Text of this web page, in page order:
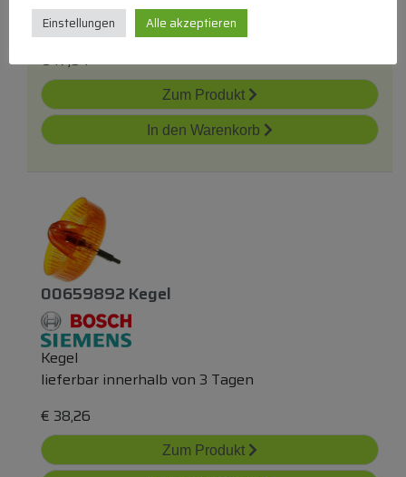
lieferbar innerhalb von 3 Tagen
€17,84
Zum Produkt
In den Warenkorb
00659892 Kegel
Kegel
lieferbar innerhalb von 3 Tagen
€ 38,26
Zum Produkt
Einstellungen Alle akzeptieren